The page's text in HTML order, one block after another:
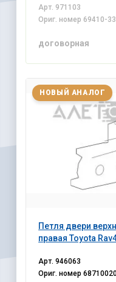
Арт. 971103
Ориг. номер 69410-
договорная
Петля двери
правая Toyota
НОВЫЙ АНАЛОГ
Арт.946063
Ориг. номер